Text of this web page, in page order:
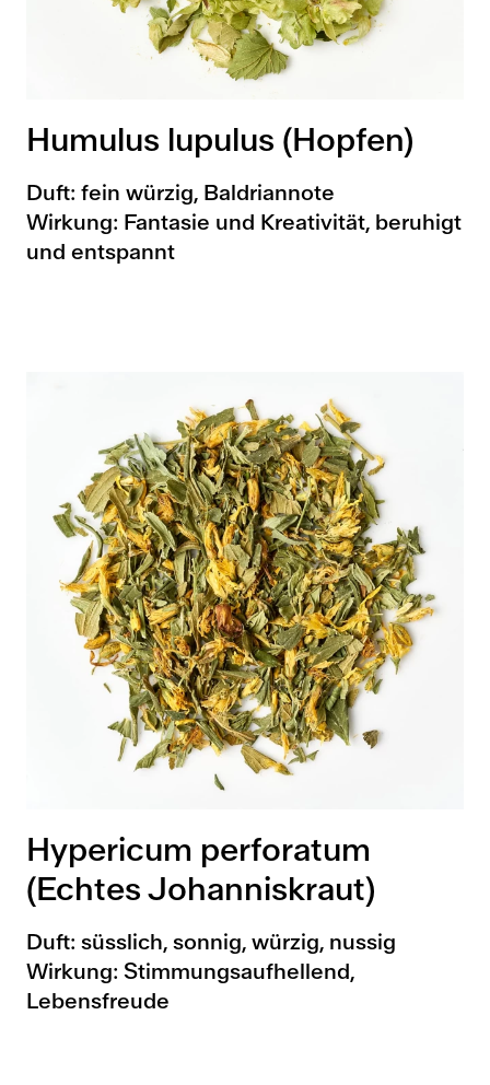
Humulus lupulus (Hopfen)
Duft: fein würzig, Baldriannote
Wirkung: Fantasie und Kreativität, beruhigt
und entspannt
Hypericum perforatum
(Echtes Johanniskraut)
Duft: süsslich, sonnig, würzig, nussig
Wirkung: Stimmungsaufhellend,
Lebensfreude